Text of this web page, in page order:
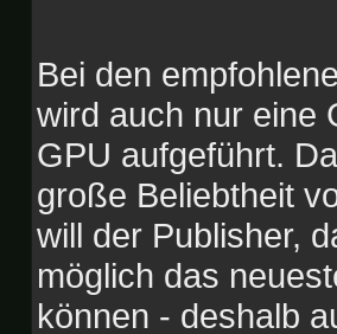
Bei den
wird auch nur eine
GPU aufgeführt.
große Beliebtheit
will der Publisher,
möglich das
können - deshalb